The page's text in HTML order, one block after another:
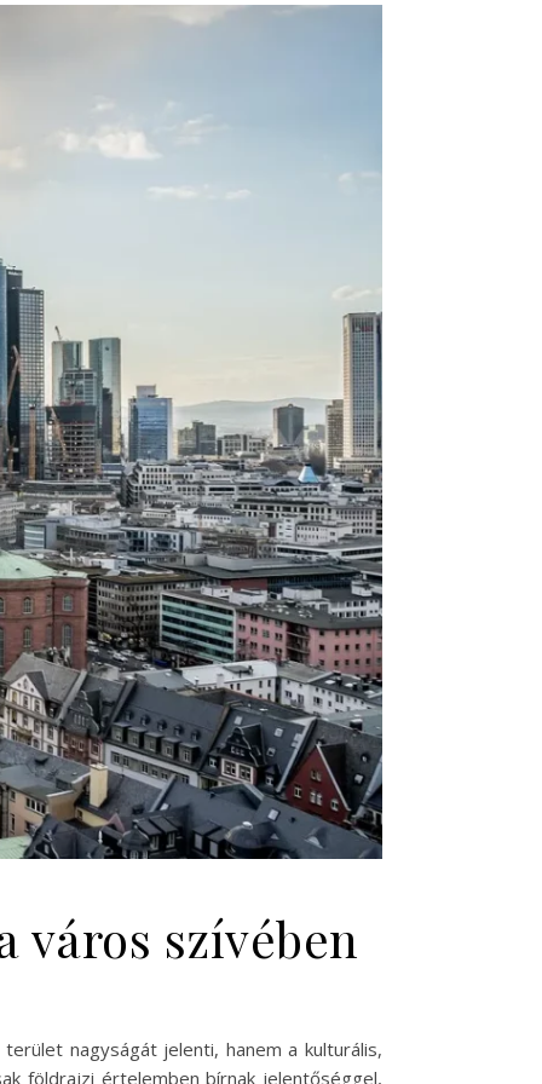
szívében
nagyságát jelenti, hanem a kulturális,
földrajzi értelemben bírnak jelentőséggel,